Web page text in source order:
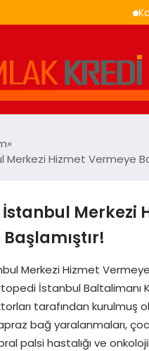
Hizmet Vermeye
Merkezi
Merkezi Hizmet Vermeye
İstanbul Baltalimanı
tarafından kurulmuş
bağ yaralanmaları,
palsi hastalığı ve